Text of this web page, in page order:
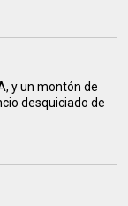
y un montón de
desquiciado de